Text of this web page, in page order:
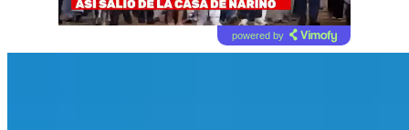
powered by